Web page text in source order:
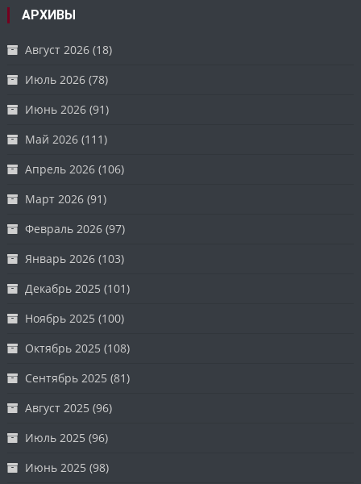
АРХИВЫ
Август 2026 (18)
Июль 2026 (78)
Июнь 2026 (91)
Май 2026 (111)
Апрель 2026 (106)
Март 2026 (91)
Февраль 2026 (97)
Январь 2026 (103)
Декабрь 2025 (101)
Ноябрь 2025 (100)
Октябрь 2025 (108)
Сентябрь 2025 (81)
Август 2025 (96)
Июль 2025 (96)
Июнь 2025 (98)